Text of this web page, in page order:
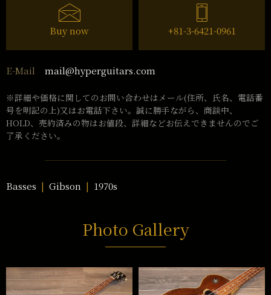
Buy now +81-3-6421-0961
E-Mail mail@hyperguitars.com
※詳細や価格に関してのお問い合わせはメール(住所、氏名、電話番
号を明記の上)又はお電話下さい。誠に勝手ながら、商談中、
HOLD、売約済みの物はお値段、詳細などお伝えできませんのでご
了承ください。
Basses Gibson 1970s
Photo Gallery